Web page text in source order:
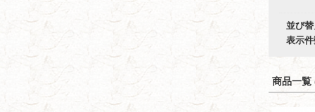
並び替
表示
商品一覧